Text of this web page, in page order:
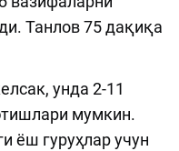
Танлов 75 дақиқа
унда 2-11
мумкин.
ёш гуруҳлар учун